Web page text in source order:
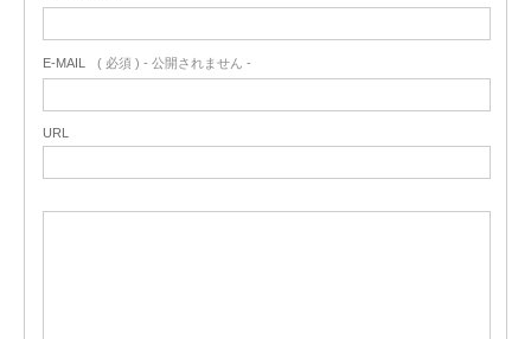
E-MAIL ( 必須 ) - 公開されません -
URL